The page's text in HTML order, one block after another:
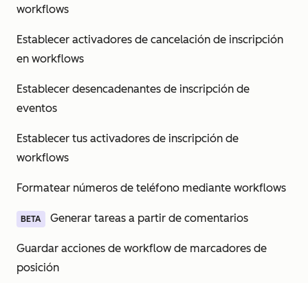
workflows
Establecer activadores de cancelación de inscripción
en workflows
Establecer desencadenantes de inscripción de
eventos
Establecer tus activadores de inscripción de
workflows
Formatear números de teléfono mediante workflows
BETA Generar tareas a partir de comentarios
Guardar acciones de workflow de marcadores de
posición